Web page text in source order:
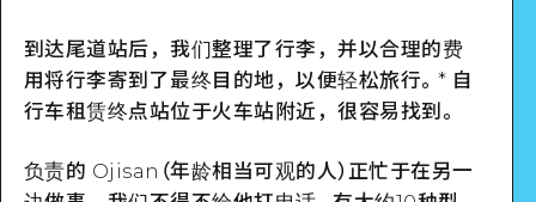
Google Maps
到达尾道站后，我们整理了行李，并以合理的费
用将行李寄到了最终目的地，以便轻松旅行。* 自
行车租赁终点站位于火车站附近，很容易找到。
负责的 Ojisan（年龄相当可观的人）正忙于在另一